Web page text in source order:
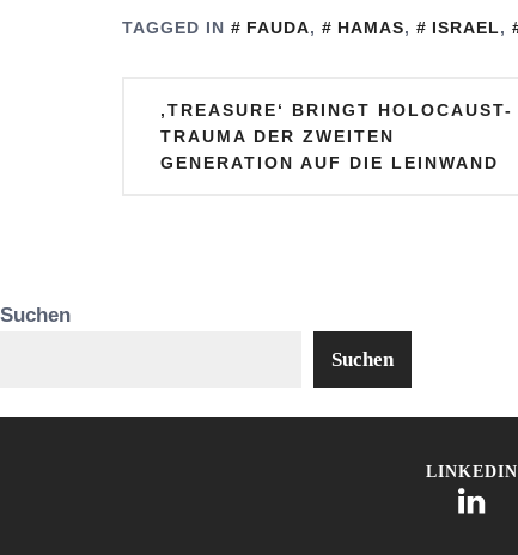
durchführen
TAGGED IN
FAUDA, HAMAS, ISRAEL,
Beitragsnavigation
‚TREASURE‘ BRINGT HOLOCAUST-
TRAUMA DER ZWEITEN
GENERATION AUF DIE LEINWAND
Suchen
Suchen
LINKEDIN